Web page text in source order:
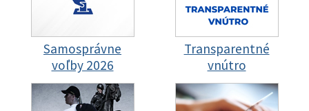
Samosprávne
voľby 2026
Transparentné
vnútro